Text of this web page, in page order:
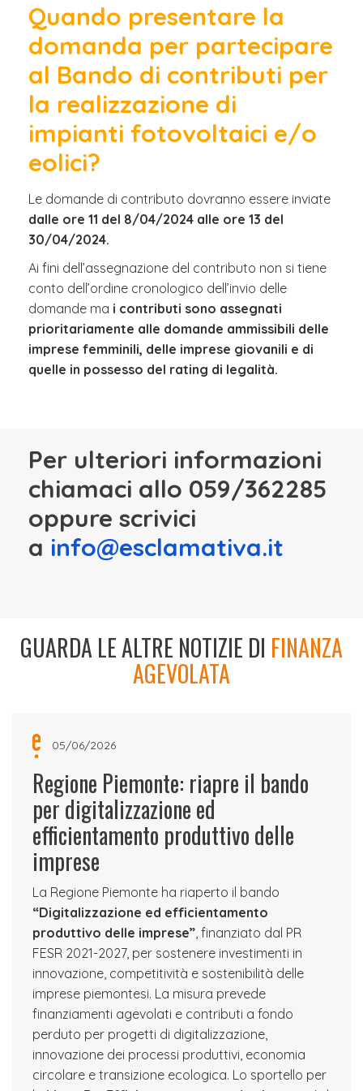
Quando presentare la
domanda per partecipare
al Bando di contributi per
la realizzazione di
impianti fotovoltaici e/o
eolici?
Le domande di contributo dovranno essere inviate
dalle ore 11 del 8/04/2024 alle ore 13 del
30/04/2024.
Ai fini dell’assegnazione del contributo non si tiene
conto dell’ordine cronologico dell’invio delle
domande ma i contributi sono assegnati
prioritariamente alle domande ammissibili delle
imprese femminili, delle imprese giovanili e di
quelle in possesso del rating di legalità.
Per ulteriori informazioni
chiamaci allo 059/362285
oppure scrivici
a info@esclamativa.it
GUARDA LE ALTRE NOTIZIE DI FINANZA
AGEVOLATA
05/06/2026
Regione Piemonte: riapre il bando
per digitalizzazione ed
efficientamento produttivo delle
imprese
La Regione Piemonte ha riaperto il bando
“Digitalizzazione ed efficientamento
produttivo delle imprese”, finanziato dal PR
FESR 2021-2027, per sostenere investimenti in
innovazione, competitività e sostenibilità delle
imprese piemontesi. La misura prevede
finanziamenti agevolati e contributi a fondo
perduto per progetti di digitalizzazione,
innovazione dei processi produttivi, economia
circolare e transizione ecologica. Lo sportello per